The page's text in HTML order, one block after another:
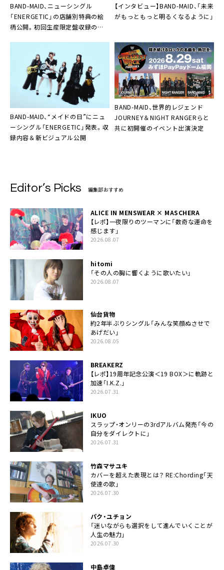
BAND-MAID、ニューシングル
「ENERGETIC」の店舗別特典の絵
柄公開。初回生産限定盤収録のお
【インタビュー】BAND-MAID、「未来
がもっともっと明るくなるように」
BAND-MAID、“メイドの日”にニュ
ーシングル「ENERGETIC」発表。収
録内容＆新ビジュアル公開
BAND-MAID、世界的レジェンド
JOURNEY＆NIGHT RANGERらと
共に初開催のイベント出演決定
Editor’s Picks 編集部おすすめ
ALICE IN MENSWEAR × MASCHERA
【レポ】一夜限りのツーマンに「数奇な運命を
感じます」
2026.08.07
hitomi
「その人の胸に響くように歌いたい」
2026.08.07
仙台貨物
約2年半ぶりシングル「みんな笑顔ぬさせで
あげだい」
2026.08.05
BREAKERZ
【レポ】19周年記念公演＜19 BOX＞に軌跡と
加速「I.K.Z.」
2026.07.31
IKUO
スラップ・オンリーの3rdアルバム発売「今の
自分をダイレクトに」
2026.07.31
竹森マサユキ
カバーを超えた表現とは？ RE:Chording「天
使達の歌」
2026.07.30
パク・ユチョン
「迷いながらも選択をして進んでいくことが
人生の魅力」
2026.07.30
中島卓偉